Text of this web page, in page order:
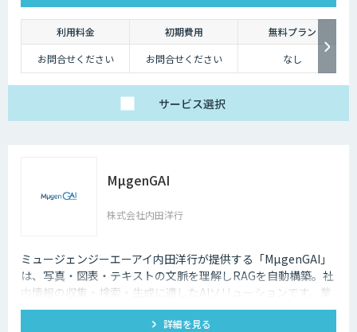
利用料金 初期費用
無料プラン
お問合せください
お問合せください なし
サービス選択
MµgenGAI
株式会社内田洋行
ミュージェンジーエーアイ内田洋行が提供する「MµgenGAI」
は、写真・図表・テキストの文脈を理解しRAGを自動構築。社
内情報の収集・検索・生成に適したAIソリューションです。業
種を問わず業務効率とナレッジ活用を支援します。
詳細を見る